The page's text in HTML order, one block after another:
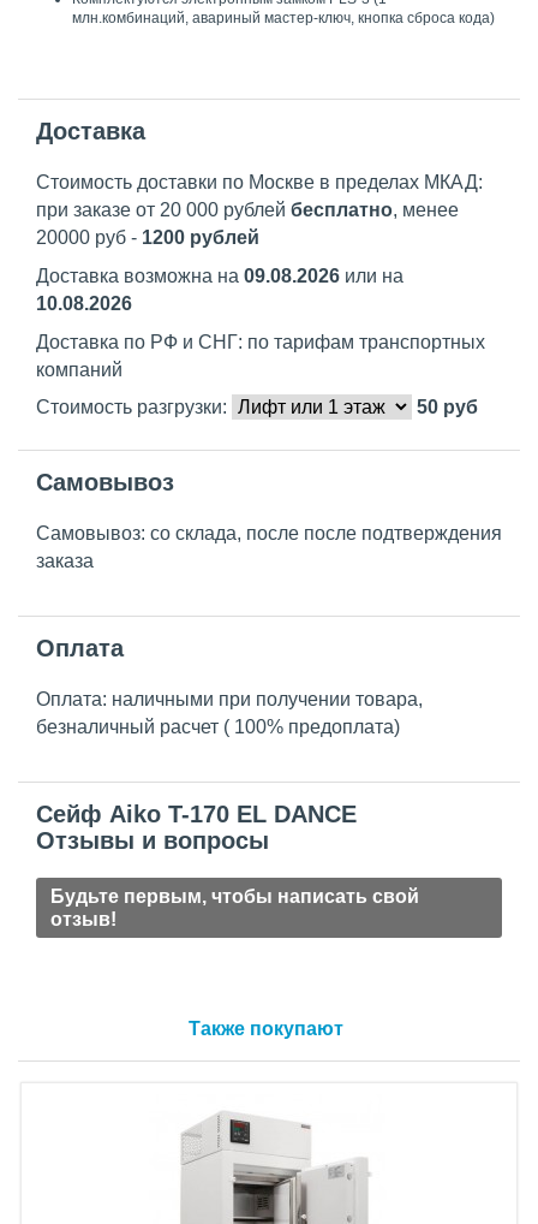
млн.комбинаций, авариный мастер-ключ, кнопка сброса кода)
Доставка
Стоимость доставки по Москве в пределах МКАД:
при заказе от 20 000 рублей бесплатно, менее
20000 руб - 1200 рублей
Доставка возможна на 09.08.2026 или на
10.08.2026
Доставка по РФ и СНГ: по тарифам транспортных
компаний
Стоимость разгрузки:
50 руб
Самовывоз
Самовывоз: со склада, после после подтверждения
заказа
Оплата
Оплата: наличными при получении товара,
безналичный расчет ( 100% предоплата)
Сейф Aiko T-170 EL DANCE
Отзывы и вопросы
Будьте первым, чтобы написать свой
отзыв!
Также покупают